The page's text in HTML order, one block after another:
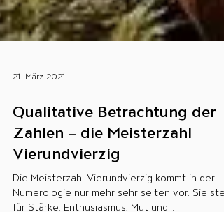
Qualitative Betrachtung der
Zahlen – die Meisterzahl
Vierundvierzig
Die Meisterzahl Vierundvierzig kommt in der